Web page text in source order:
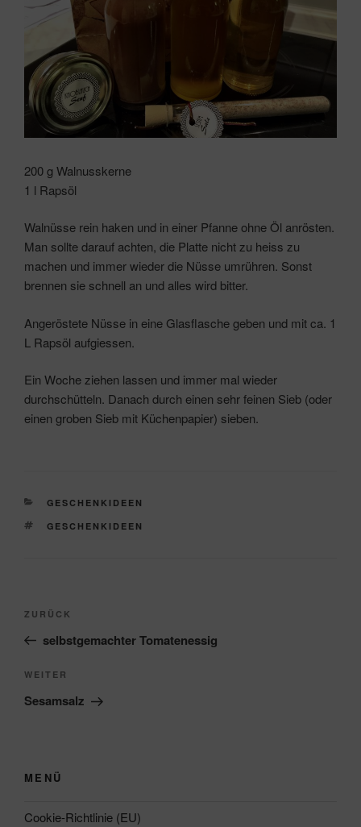
200 g Walnusskerne
1 l Rapsöl
Walnüsse rein haken und in einer Pfanne ohne Öl anrösten.
Man sollte darauf achten, die Platte nicht zu heiss zu
machen und immer wieder die Nüsse umrühren. Sonst
brennen sie schnell an und alles wird bitter.
Angeröstete Nüsse in eine Glasflasche geben und mit ca. 1
L Rapsöl aufgiessen.
Ein Woche ziehen lassen und immer mal wieder
durchschütteln. Danach durch einen sehr feinen Sieb (oder
einen groben Sieb mit Küchenpapier) sieben.
KATEGORIEN
GESCHENKIDEEN
SCHLAGWÖRTER
GESCHENKIDEEN
Beitragsnavigation
Vorheriger
Beitrag
ZURÜCK
selbstgemachter Tomatenessig
Nächster
Beitrag
WEITER
Sesamsalz
MENÜ
Cookie-Richtlinie (EU)